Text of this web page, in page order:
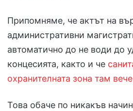
Припомняме, че актът на
административни
автоматично до не води до
концесията, както и че
охранителната зона там
Това обаче по никакъв